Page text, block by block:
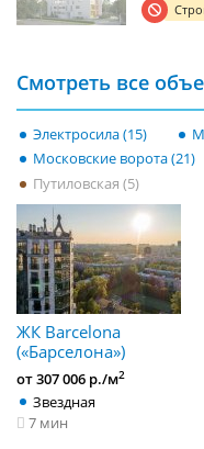
Смотреть все
Электросила (15)
Московские ворота (21)
Путиловская (5)
ЖК Barcelona
(«Барселона»)
от 307 006 р./м2
Звездная
7 мин